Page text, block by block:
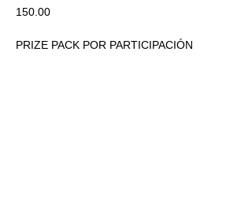
150.00
PRIZE PACK POR PARTICIPACIÓN